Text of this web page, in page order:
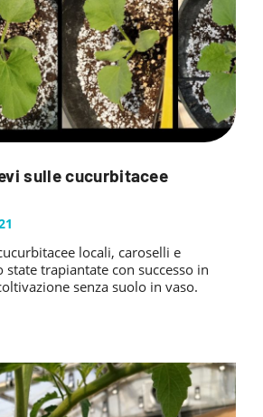
sulle cucurbitacee
locali, caroselli e
state trapiantate con successo in
senza suolo in vaso.